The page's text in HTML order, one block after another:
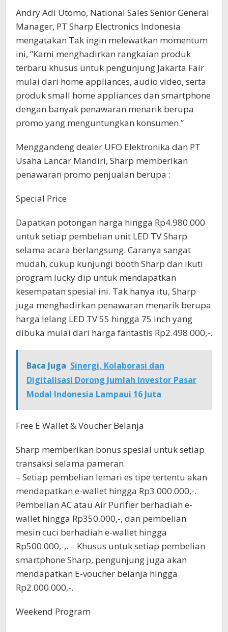
Andry Adi Utomo, National Sales Senior General
Manager, PT Sharp Electronics Indonesia
mengatakan Tak ingin melewatkan momentum
ini, “Kami menghadirkan rangkaian produk
terbaru khusus untuk pengunjung Jakarta Fair
mulai dari home appliances, audio video, serta
produk small home appliances dan smartphone
dengan banyak penawaran menarik berupa
promo yang menguntungkan konsumen.”
Menggandeng dealer UFO Elektronika dan PT
Usaha Lancar Mandiri, Sharp memberikan
penawaran promo penjualan berupa :
Special Price
Dapatkan potongan harga hingga Rp4.980.000
untuk setiap pembelian unit LED TV Sharp
selama acara berlangsung. Caranya sangat
mudah, cukup kunjungi booth Sharp dan ikuti
program lucky dip untuk mendapatkan
kesempatan spesial ini. Tak hanya itu, Sharp
juga menghadirkan penawaran menarik berupa
harga lelang LED TV 55 hingga 75 inch yang
dibuka mulai dari harga fantastis Rp2.498.000,-.
Baca Juga Sinergi, Kolaborasi dan
Digitalisasi Dorong Jumlah Investor Pasar
Modal Indonesia Lampaui 16 Juta
Free E Wallet & Voucher Belanja
Sharp memberikan bonus spesial untuk setiap
transaksi selama pameran.
– Setiap pembelian lemari es tipe tertentu akan
mendapatkan e-wallet hingga Rp3.000.000,-.
Pembelian AC atau Air Purifier berhadiah e-
wallet hingga Rp350.000,-, dan pembelian
mesin cuci berhadiah e-wallet hingga
Rp500.000,-,. – Khusus untuk setiap pembelian
smartphone Sharp, pengunjung juga akan
mendapatkan E-voucher belanja hingga
Rp2.000.000,-.
Weekend Program